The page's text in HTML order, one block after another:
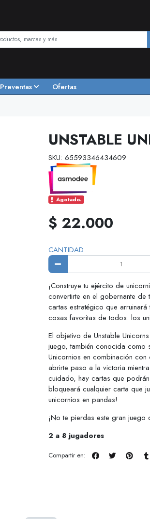
Preventas
Ofertas
UNSTABLE
SKU: 65593346434609
Agotado.
$ 22.000
CANTIDAD
¡Construye tu ejército de
convertirte en el gobernante
cartas estratégico que
cosas favoritas de todos: los
El objetivo de Unstable
juego, también conocida
Unicornios en combinación
abrirte paso a la victoria
cuidado, hay cartas que
bloqueará cualquier carta que
unicornios en pandas!
¡No te pierdas este gran juego
2 a 8 jugadores
Compartir en: